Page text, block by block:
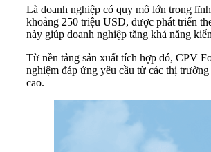
Là doanh nghiệp có quy mô lớn trong
khoảng 250 triệu USD, được phát triển
này giúp doanh nghiệp tăng khả năng
Từ nền tảng sản xuất tích hợp đó, CPV
nghiệm đáp ứng yêu cầu từ các thị
cao.